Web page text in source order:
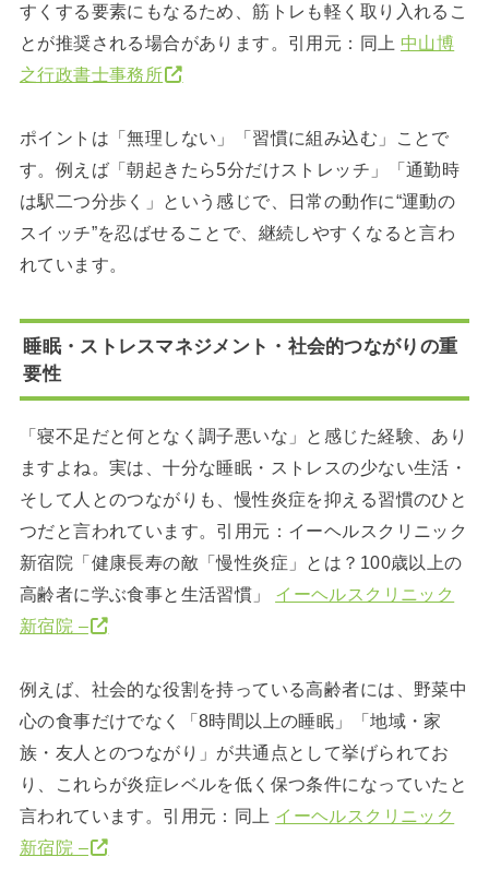
すくする要素にもなるため、筋トレも軽く取り入れるこ
とが推奨される場合があります。引用元：同上 中山博
之行政書士事務所
ポイントは「無理しない」「習慣に組み込む」ことで
す。例えば「朝起きたら5分だけストレッチ」「通勤時
は駅二つ分歩く」という感じで、日常の動作に“運動の
スイッチ”を忍ばせることで、継続しやすくなると言わ
れています。
睡眠・ストレスマネジメント・社会的つながりの重
要性
「寝不足だと何となく調子悪いな」と感じた経験、あり
ますよね。実は、十分な睡眠・ストレスの少ない生活・
そして人とのつながりも、慢性炎症を抑える習慣のひと
つだと言われています。引用元：イーヘルスクリニック
新宿院「健康長寿の敵「慢性炎症」とは？100歳以上の
高齢者に学ぶ食事と生活習慣」 イーヘルスクリニック
新宿院 –
例えば、社会的な役割を持っている高齢者には、野菜中
心の食事だけでなく「8時間以上の睡眠」「地域・家
族・友人とのつながり」が共通点として挙げられてお
り、これらが炎症レベルを低く保つ条件になっていたと
言われています。引用元：同上 イーヘルスクリニック
新宿院 –